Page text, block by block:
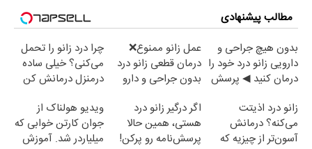
مطالب پیشنهادی
بدون هیچ جراحی و
دارویی زانو درد خود را
درمان کنید ◀ پرسش
عمل زانو ممنوع❌
درمان قطعی زانو درد
بدون جراحی و دارو
چرا درد زانو را تحمل
می‌کنی؟ خیلی ساده
درمنزل درمانش کن
زانو درد اذیتت
می‌کنه؟ درمانش
آسون‌تر از چیزیه که
اگر درگیر زانو درد
هستی، همین حالا
پرسش‌نامه رو پرکن!
ویدیو هولناک از
جوان کارتن خوابی که
میلیاردر شد. آموزش